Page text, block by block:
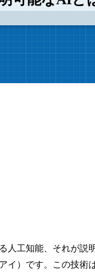
人工知能、それが説
イ）です。この技術